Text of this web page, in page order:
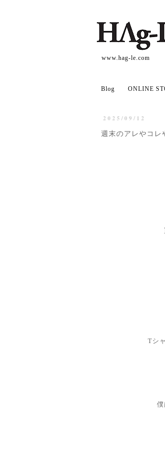
www.hag-le.com
Blog ONLINE
2025/09/12
週末のアレやコレ
Tシ